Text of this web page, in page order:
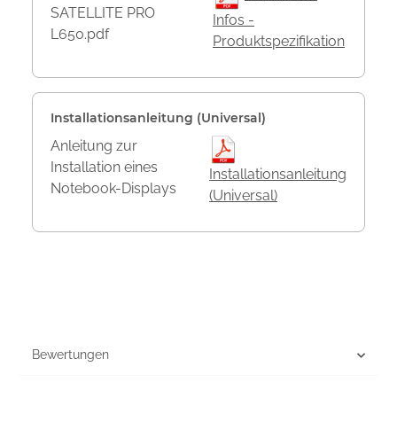
SATELLITE PRO
L650.pdf
Infos -
Produktspezifikation
Installationsanleitung (Universal)
Anleitung zur
Installation eines
Notebook-Displays
Installationsanleitung
(Universal)
Bewertungen